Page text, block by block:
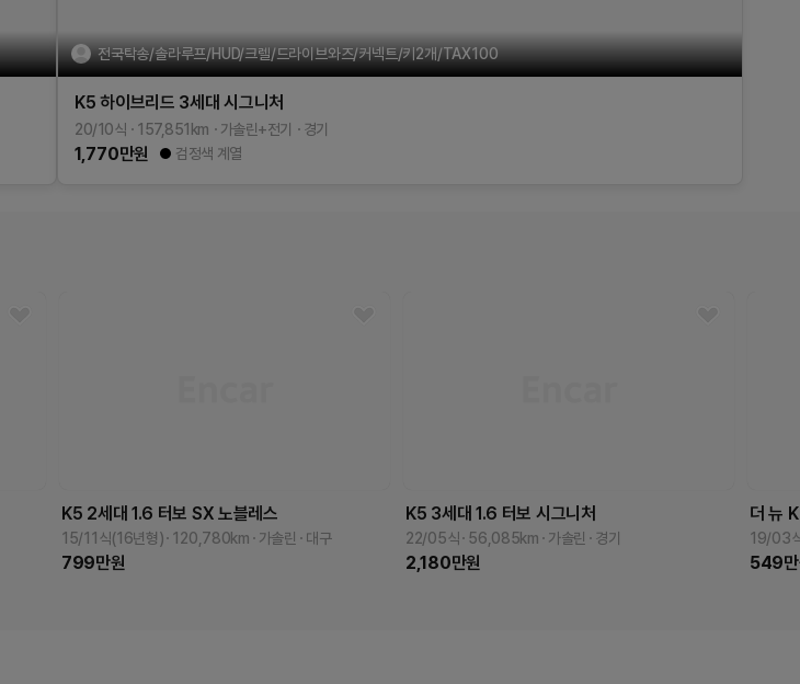
전국탁송/솔라루프/HUD/크렐/드라이브와즈/커넥트/키2개/TAX100
K5 하이브리드 3세대 시그니처
20/10식 157,851 km 가솔린+전기 경기
1,770만원 검정색 계열
K5 2세대 1.6 터보 SX 노블레스
15/11식(16년형) 120,780km 가솔린 대구
799만원
K5 3세대 1.6 터보 시그니처
22/05식 56,085km 가솔린 경기
2,180만원
더 뉴
19/03
549